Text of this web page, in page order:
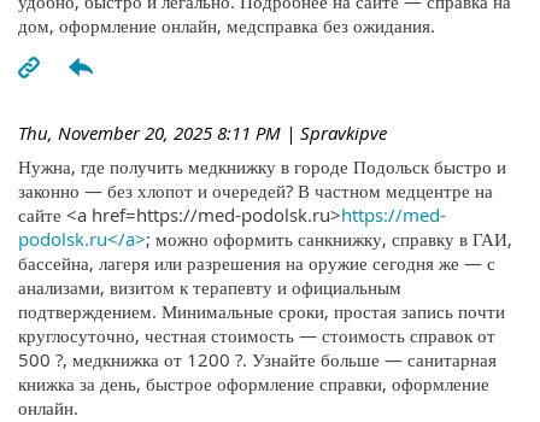
дом, оформление онлайн, медсправка без ожидания.
Thu, November 20, 2025 8:11 PM | Spravkipve
Нужна, где получить медкнижку в городе Подольск быстро и
законно — без хлопот и очередей? В частном медцентре на
сайте <a href=https://med-podolsk.ru>https://med-
podolsk.ru</a>; можно оформить санкнижку, справку в ГАИ,
бассейна, лагеря или разрешения на оружие сегодня же — с
анализами, визитом к терапевту и официальным
подтверждением. Минимальные сроки, простая запись почти
круглосуточно, честная стоимость — стоимость справок от
500 ?, медкнижка от 1200 ?. Узнайте больше — санитарная
книжка за день, быстрое оформление справки, оформление
онлайн.